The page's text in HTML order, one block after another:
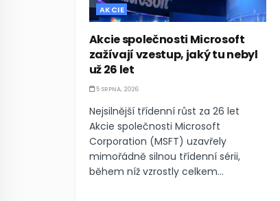
AKCIE
Akcie společnosti Microsoft
zažívají vzestup, jaký tu nebyl
už 26 let
5 SRPNA, 2026
Nejsilnější třídenní růst za 26 let
Akcie společnosti Microsoft
Corporation (MSFT) uzavřely
mimořádně silnou třídenní sérii,
během níž vzrostly celkem...